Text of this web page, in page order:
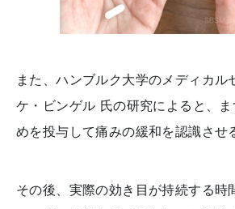
また、ハンブルク大学のメディカル
ケ・ビンゲル 氏の研究によると、
めを投与して痛みの緩和を認識させ
その後、実際の効き目が持続する時